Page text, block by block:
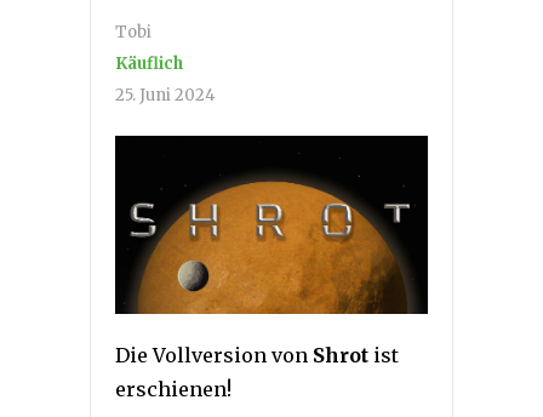
Tobi
Käuflich
25. Juni 2024
Die Vollversion von Shrot ist
erschienen!